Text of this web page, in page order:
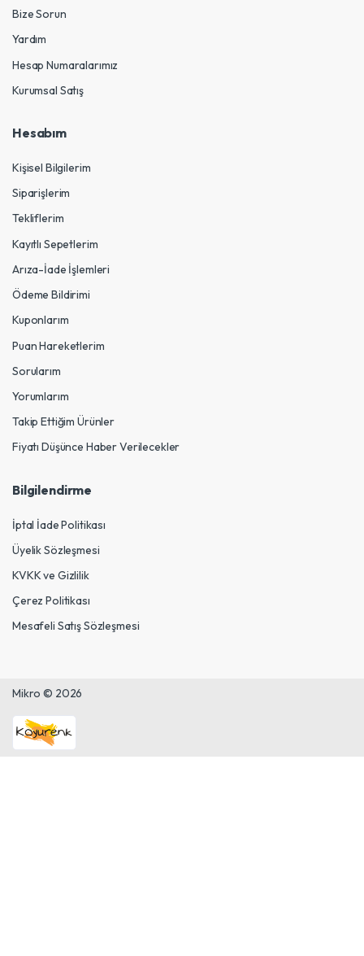
Bize Sorun
Yardım
Hesap Numaralarımız
Kurumsal Satış
Hesabım
Kişisel Bilgilerim
Siparişlerim
Tekliflerim
Kayıtlı Sepetlerim
Arıza-İade İşlemleri
Ödeme Bildirimi
Kuponlarım
Puan Hareketlerim
Sorularım
Yorumlarım
Takip Ettiğim Ürünler
Fiyatı Düşünce Haber Verilecekler
Bilgilendirme
İptal İade Politikası
Üyelik Sözleşmesi
KVKK ve Gizlilik
Çerez Politikası
Mesafeli Satış Sözleşmesi
Mikro © 2026